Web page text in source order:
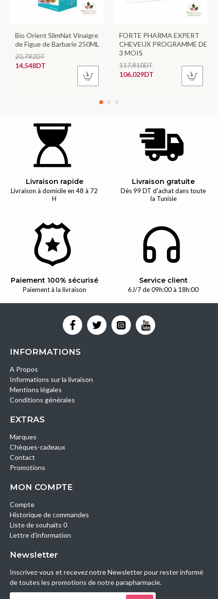
Bio Orient SlimNat Vinaigre
de Figue de Barbarie 250ML
14,548DT
20,782DT
FORTE PHARMA EXPERT
CHEVEUX PROGRAMME DE
3 MOIS
106,029DT
117,810DT
Livraison rapide
Livraison à domicile en 48 à 72
H
Livraison gratuite
Dès 99 DT d'achat dans toute
la Tunisie
Paiement 100% sécurisé
Paiement à la livraison
Service client
6J/7 de 09h:00 à 18h:00
INFORMATIONS
A Propos
Informations sur la livraison
Mentions légales
Conditions générales
EXTRAS
Marques
Chèques-cadeaux
Contact
Promotions
MON COMPTE
Compte
Historique de commandes
Liste de souhaits 0
Lettre d’information
Newsletter
Inscrivez-vous et recevez notre Newsletter pour rester informé
de toutes les promotions de notre parapharmacie.